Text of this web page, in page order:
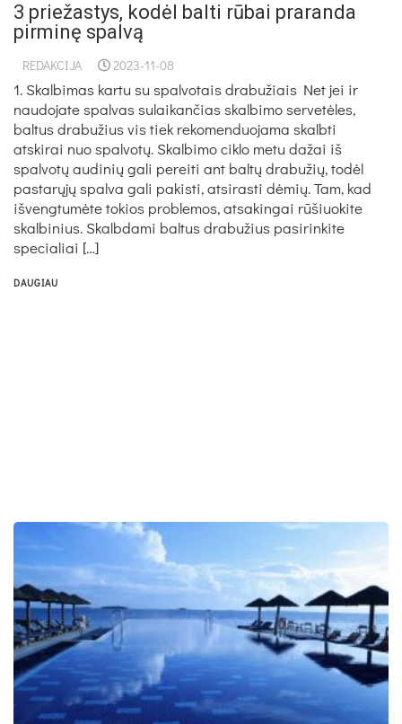
3 priežastys, kodėl balti rūbai praranda
pirminę spalvą
REDAKCIJA 2023-11-08
1. Skalbimas kartu su spalvotais drabužiais Net jei ir
naudojate spalvas sulaikančias skalbimo servetėles,
baltus drabužius vis tiek rekomenduojama skalbti
atskirai nuo spalvotų. Skalbimo ciklo metu dažai iš
spalvotų audinių gali pereiti ant baltų drabužių, todėl
pastarųjų spalva gali pakisti, atsirasti dėmių. Tam, kad
išvengtumėte tokios problemos, atsakingai rūšiuokite
skalbinius. Skalbdami baltus drabužius pasirinkite
specialiai […]
DAUGIAU